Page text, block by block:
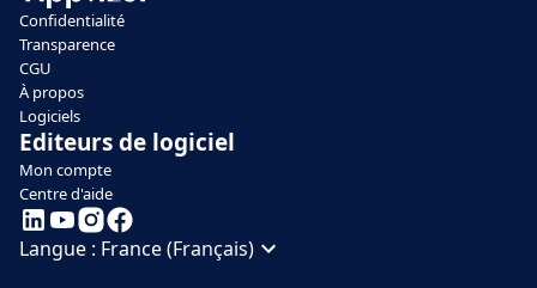
Confidentialité
Transparence
CGU
À propos
Logiciels
Editeurs de logiciel
Mon compte
Centre d'aide
Langue : France (Français)